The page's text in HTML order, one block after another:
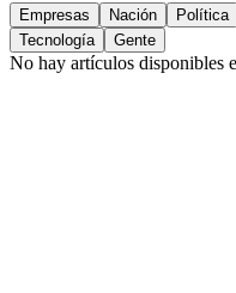
Empresas Nación Política
Tecnología
Gente
No hay artículos disponibles